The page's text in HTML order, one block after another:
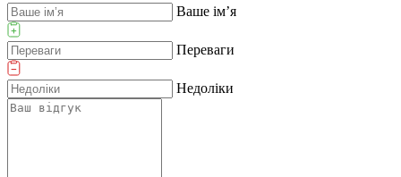
Ваше ім’я
Переваги
Недоліки